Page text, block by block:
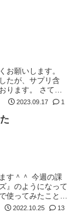
お願いします。
たが、サプリ含
ります。 さて、
、これまで食品
2023.09.17 1
す＾＾ 今週の課
』のようになって
使ってみたことに
す。 コロナ禍で
2022.10.25 13